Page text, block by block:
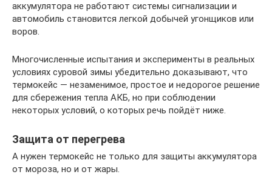
аккумулятора не работают системы сигнализации и
автомобиль становится легкой добычей угонщиков или
воров.
Многочисленные испытания и эксперименты в реальных
условиях суровой зимы убедительно доказывают, что
термокейс — незаменимое, простое и недорогое решение
для сбережения тепла АКБ, но при соблюдении
некоторых условий, о которых речь пойдёт ниже.
Защита от перегрева
А нужен термокейс не только для защиты аккумулятора
от мороза, но и от жары.